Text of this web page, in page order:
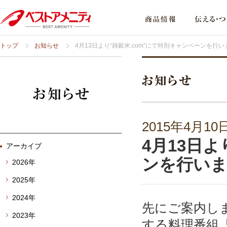
トップ お知らせ 4月13日より“雑穀米.com”にて特別キャンペーンを行い
2015年4月10
4月13日よ
ンを行い
先にご案内し
アーカイブ
2026年
2025年
2024年
2023年